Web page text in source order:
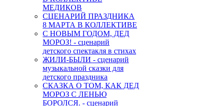
МЕДИКОВ
СЦЕНАРИЙ ПРАЗДНИКА
8 МАРТА В КОЛЛЕКТИВЕ
С НОВЫМ ГОДОМ, ДЕД
МОРОЗ! - сценарий
детского спектакля в стихах
ЖИЛИ-БЫЛИ - сценарий
музыкальной сказки для
детского праздника
СКАЗКА О ТОМ, КАК ДЕД
МОРОЗ С ЛЕНЬЮ
БОРОЛСЯ. - сценарий